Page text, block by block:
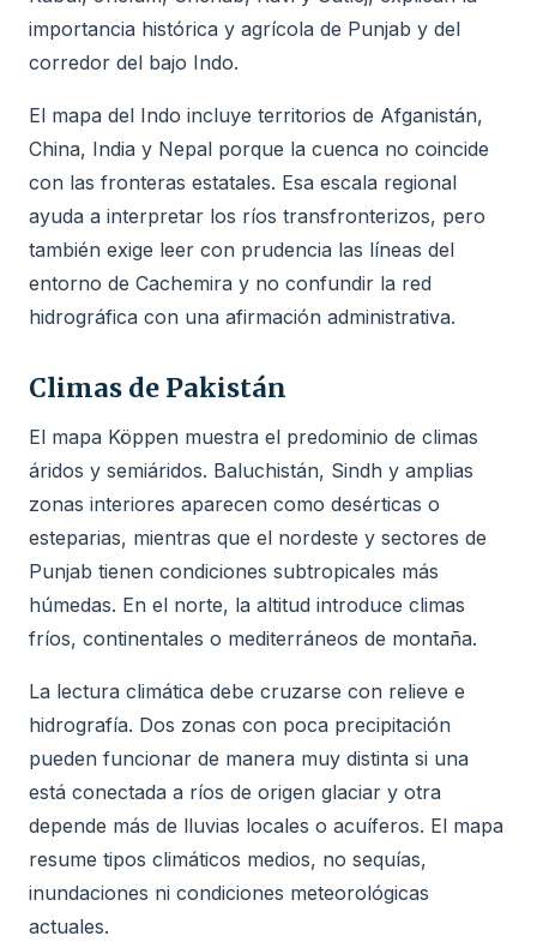
importancia histórica y agrícola de Punjab y del
corredor del bajo Indo.
El mapa del Indo incluye territorios de Afganistán,
China, India y Nepal porque la cuenca no coincide
con las fronteras estatales. Esa escala regional
ayuda a interpretar los ríos transfronterizos, pero
también exige leer con prudencia las líneas del
entorno de Cachemira y no confundir la red
hidrográfica con una afirmación administrativa.
Climas de Pakistán
El mapa Köppen muestra el predominio de climas
áridos y semiáridos. Baluchistán, Sindh y amplias
zonas interiores aparecen como desérticas o
esteparias, mientras que el nordeste y sectores de
Punjab tienen condiciones subtropicales más
húmedas. En el norte, la altitud introduce climas
fríos, continentales o mediterráneos de montaña.
La lectura climática debe cruzarse con relieve e
hidrografía. Dos zonas con poca precipitación
pueden funcionar de manera muy distinta si una
está conectada a ríos de origen glaciar y otra
depende más de lluvias locales o acuíferos. El mapa
resume tipos climáticos medios, no sequías,
inundaciones ni condiciones meteorológicas
actuales.